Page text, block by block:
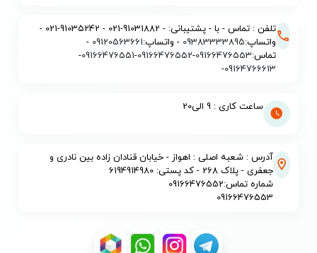
تلفن : تماس - با - پشتیبانی: - 91031882-021 - 91035242-021 -
واتساپ:09383333895 - واتساپ:09120563661
-
تماس:09166476553
-
09166476552
-
09166476551
-
09164766613
-
ساعت کاری : 9 الی20
آدرس : شعبه اصلی : اهواز - خیابان قنادان زاده بین نادری و
جعفری - پلاک 268 - کد پستی: 6194914980
شماره تماس:09166476552
09166476553